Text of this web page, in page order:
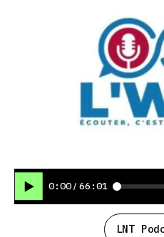
0:00 / 66:01
LNT